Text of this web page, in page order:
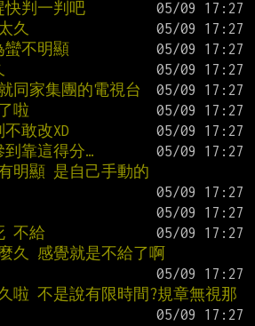
判一判吧
久
不明顯
同家集團的電視台
啦
敢改XD
靠這得分…
明顯 是自己手動的
不給
久 感覺就是不給了啊
啦 不是說有限時間?規章無視那